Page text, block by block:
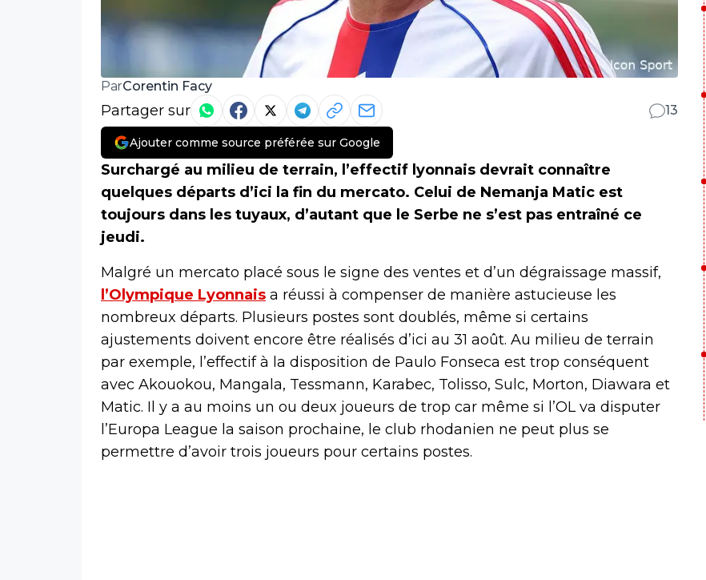
ParCorentin Facy
Partager sur 13
Ajouter comme source préférée sur Google
Surchargé au milieu de terrain, l’effectif lyonnais devrait connaître
quelques départs d’ici la fin du mercato. Celui de Nemanja Matic est
toujours dans les tuyaux, d’autant que le Serbe ne s’est pas entraîné ce
jeudi.
Malgré un mercato placé sous le signe des ventes et d’un dégraissage massif,
l’Olympique Lyonnais a réussi à compenser de manière astucieuse les
nombreux départs. Plusieurs postes sont doublés, même si certains
ajustements doivent encore être réalisés d’ici au 31 août. Au milieu de terrain
par exemple, l’effectif à la disposition de Paulo Fonseca est trop conséquent
avec Akouokou, Mangala, Tessmann, Karabec, Tolisso, Sulc, Morton, Diawara et
Matic. Il y a au moins un ou deux joueurs de trop car même si l’OL va disputer
l’Europa League la saison prochaine, le club rhodanien ne peut plus se
permettre d’avoir trois joueurs pour certains postes.